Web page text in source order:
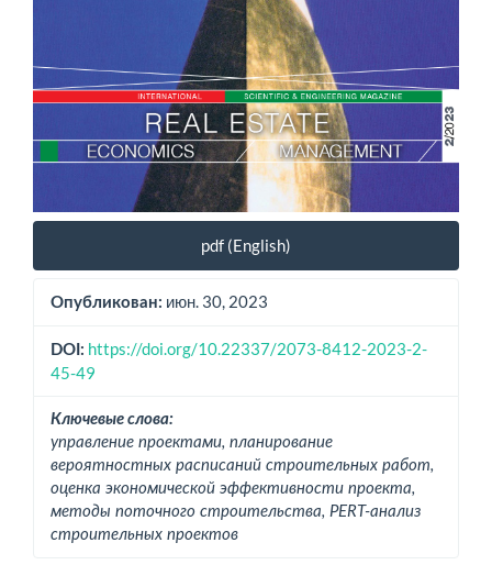
pdf (English)
Опубликован: июн. 30, 2023
DOI: https://doi.org/10.22337/2073-8412-2023-2-
45-49
Ключевые слова:
управление проектами, планирование
вероятностных расписаний строительных работ,
оценка экономической эффективности проекта,
методы поточного строительства, PERT-анализ
строительных проектов